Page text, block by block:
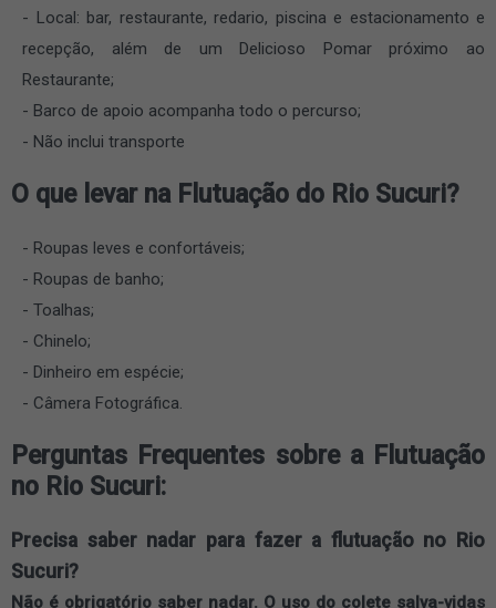
Local: bar, restaurante, redario, piscina e estacionamento e
recepção, além de um Delicioso Pomar próximo ao
Restaurante;
Barco de apoio acompanha todo o percurso;
Não inclui transporte
O que levar na Flutuação do Rio Sucuri?
Roupas leves e confortáveis;
Roupas de banho;
Toalhas;
Chinelo;
Dinheiro em espécie;
Câmera Fotográfica.
Perguntas Frequentes sobre a Flutuação
no Rio Sucuri:
Precisa saber nadar para fazer a flutuação no Rio
Sucuri?
Não é obrigatório saber nadar. O uso do colete salva-vidas